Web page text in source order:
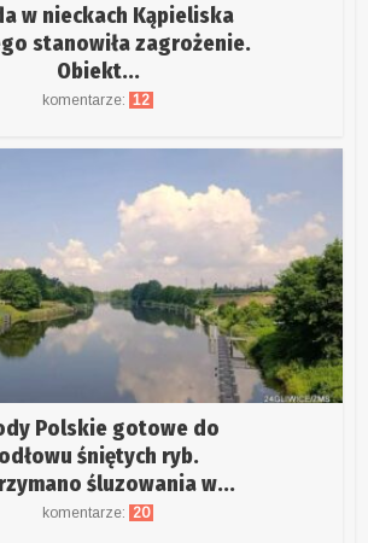
w nieckach Kąpieliska
stanowiła zagrożenie.
Obiekt...
komentarze: 12
Polskie gotowe do
odłowu śniętych ryb.
śluzowania w...
komentarze: 20